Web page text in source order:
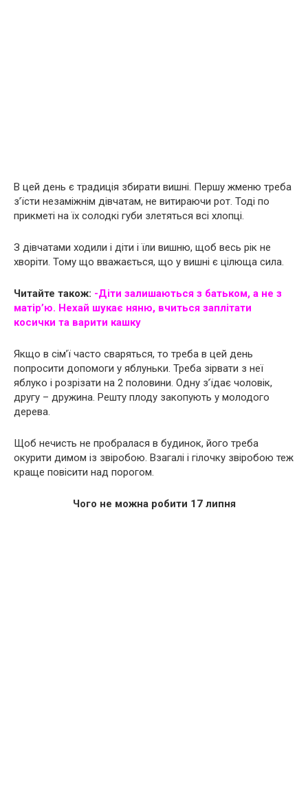
В цей день є традиція збирати вишні. Першу жменю треба
з’їсти незаміжнім дівчатам, не витираючи рот. Тоді по
прикметі на їх солодкі губи злетяться всі хлопці.
З дівчатами ходили і діти і їли вишню, щоб весь рік не
хворіти. Тому що вважається, що у вишні є цілюща сила.
Читайте також: -Діти залишаються з батьком, а не з
матір’ю. Нехай шукає няню, вчиться заплітати
косички та варити кашку
Якщо в сім’ї часто сваряться, то треба в цей день
попросити допомоги у яблуньки. Треба зірвати з неї
яблуко і розрізати на 2 половини. Одну з’їдає чоловік,
другу – дружина. Решту плоду закопують у молодого
дерева.
Щоб нечисть не пробралася в будинок, його треба
окурити димом із звіробою. Взагалі і гілочку звіробою теж
краще повісити над порогом.
Чого не можна робити 17 липня